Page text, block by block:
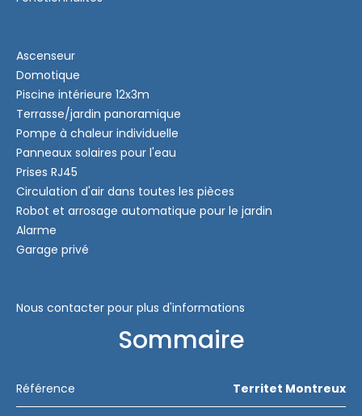
Ascenseur
Domotique
Piscine intérieure 12x3m
Terrasse/jardin panoramique
Pompe à chaleur individuelle
Panneaux solaires pour l'eau
Prises RJ45
Circulation d'air dans toutes les pièces
Robot et arrosage automatique pour le jardin
Alarme
Garage privé
Nous contacter pour plus d'informations
Sommaire
Référence Territet Montreux